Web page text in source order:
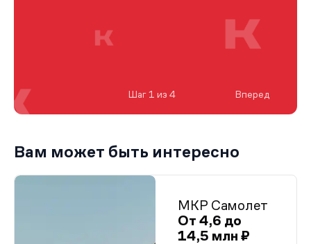
Шаг 1 из 4 Вперед
Вам может быть интересно
МКР Самолет
От 4,6 до
14,5 млн ₽